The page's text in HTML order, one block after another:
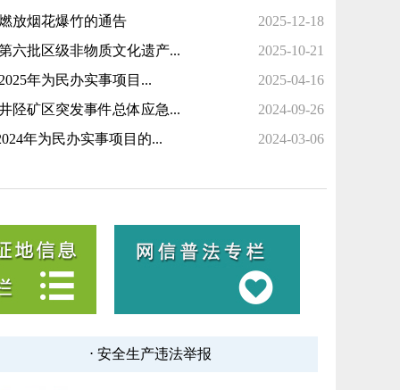
放烟花爆竹的通告
2025-12-18
六批区级非物质文化遗产...
2025-10-21
年为民办实事项目...
2025-04-16
陉矿区突发事件总体应急...
2024-09-26
年为民办实事项目的...
2024-03-06
⋅ 安全生产违法举报